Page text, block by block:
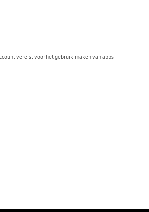
vereist voor het gebruik maken van apps